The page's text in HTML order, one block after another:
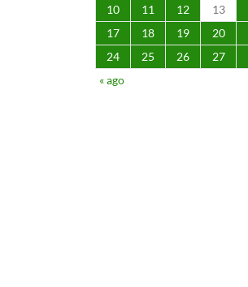
10
11 12 13
17
18 19 20
24
25 26 27
« ago